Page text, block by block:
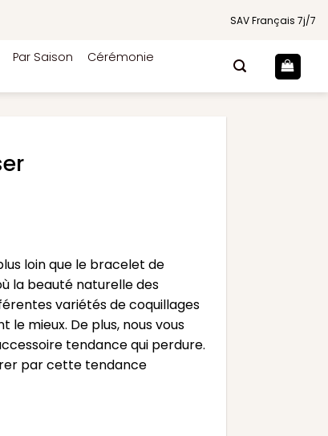
SAV Français 7j/7
Par Saison Cérémonie
loin que le bracelet de
la beauté naturelle des
variétés de coquillages
le mieux. De plus, nous vous
tendance qui perdure.
par cette tendance